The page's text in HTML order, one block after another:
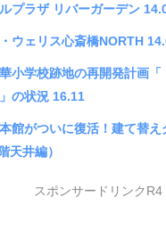
プラザ リバーガーデン
ウェリス心斎橋NORTH
小学校跡地の再開発計画
の状況 16.11
館がついに復活！建て替
天井編）
スポンサードリンクR4